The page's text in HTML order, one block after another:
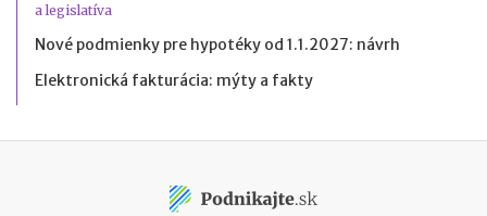
a legislatíva
Nové podmienky pre hypotéky od 1.1.2027: návrh
Elektronická fakturácia: mýty a fakty